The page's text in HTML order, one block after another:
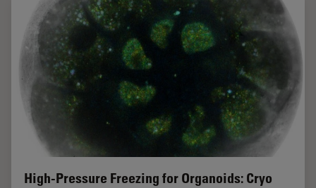
High-Pressure Freezing for Organoids: Cryo